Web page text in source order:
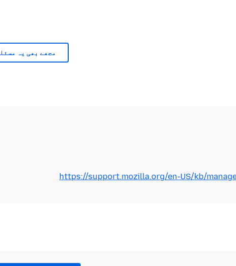
مجھے بھی یہ
https://support.mozilla.org/en-US/kb/